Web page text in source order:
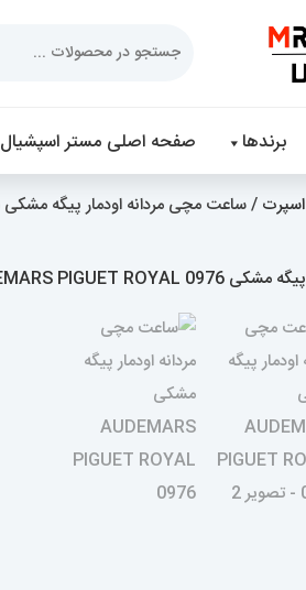
برندها صفحه اصلی مستر اسپشیال
اسپرت / ساعت مچی مردانه اودمار پیگه مشکی AUDEMARS PIGUET ROYAL 0976